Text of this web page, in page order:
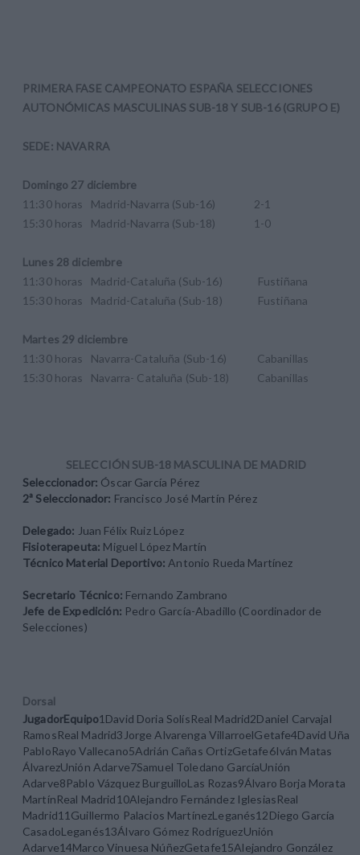
PRIMERA FASE CAMPEONATO ESPAÑA SELECCIONES
AUTONÓMICAS MASCULINAS SUB-18 Y SUB-16 (GRUPO E)
SEDE: NAVARRA
Domingo 27 diciembre
11:30 horas Madrid-Navarra (Sub-16) 2-1
15:30 horas Madrid-Navarra (Sub-18) 1-0
Lunes 28 diciembre
11:30 horas Madrid-Cataluña (Sub-16) Fustiñana
15:30 horas Madrid-Cataluña (Sub-18) Fustiñana
Martes 29 diciembre
11:30 horas Navarra-Cataluña (Sub-16) Cabanillas
15:30 horas Navarra- Cataluña (Sub-18) Cabanillas
SELECCIÓN SUB-18 MASCULINA DE MADRID
Seleccionador: Óscar García Pérez
2ª Seleccionador: Francisco José Martín Pérez
Delegado: Juan Félix Ruiz López
Fisioterapeuta: Miguel López Martín
Técnico Material Deportivo: Antonio Rueda Martínez
Secretario Técnico: Fernando Zambrano
Jefe de Expedición: Pedro García-Abadillo (Coordinador de
Selecciones)
Dorsal
JugadorEquipo1David Doria SolísReal Madrid2Daniel Carvajal
RamosReal Madrid3Jorge Alvarenga VillarroelGetafe4David Uña
PabloRayo Vallecano5Adrián Cañas OrtizGetafe6Iván Matas
ÁlvarezUnión Adarve7Samuel Toledano GarcíaUnión
Adarve8Pablo Vázquez BurguilloLas Rozas9Álvaro Borja Morata
MartínReal Madrid10Alejandro Fernández IglesiasReal
Madrid11Guillermo Palacios MartínezLeganés12Diego García
CasadoLeganés13Álvaro Gómez RodríguezUnión
Adarve14Marco Vinuesa NúñezGetafe15Alejandro González